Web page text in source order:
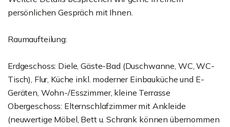
persönlichen Gespräch mit Ihnen.
Raumaufteilung:
Erdgeschoss: Diele, Gäste-Bad (Duschwanne, WC, WC-
Tisch), Flur, Küche inkl. moderner Einbauküche und E-
Geräten, Wohn-/Esszimmer, kleine Terrasse
Obergeschoss: Elternschlafzimmer mit Ankleide
(neuwertige Möbel, Bett u. Schrank können übernommen